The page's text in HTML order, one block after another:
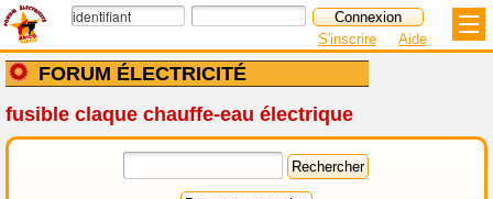
FORUM ÉLECTRICITÉ
S'inscrire Aide
fusible claque chauffe-eau électrique